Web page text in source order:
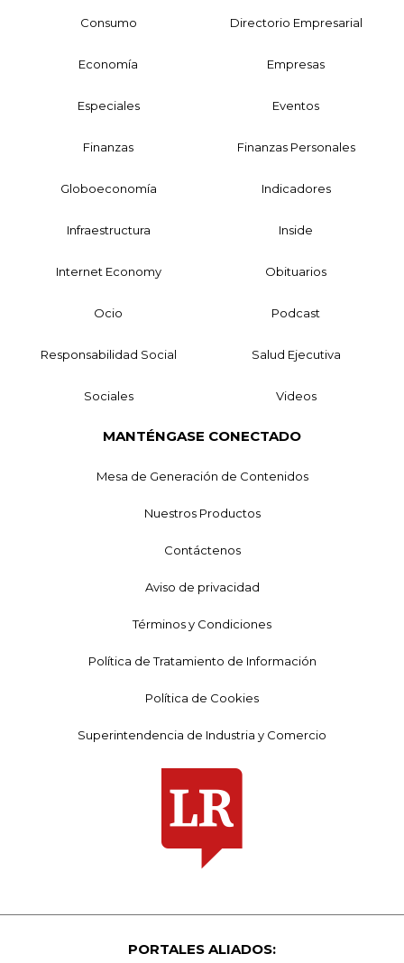
Consumo Directorio Empresarial
Economía Empresas
Especiales Eventos
Finanzas Finanzas Personales
Globoeconomía Indicadores
Infraestructura Inside
Internet Economy Obituarios
Ocio Podcast
Responsabilidad Social Salud Ejecutiva
Sociales Videos
MANTÉNGASE CONECTADO
Mesa de Generación de Contenidos
Nuestros Productos
Contáctenos
Aviso de privacidad
Términos y Condiciones
Política de Tratamiento de Información
Política de Cookies
Superintendencia de Industria y Comercio
PORTALES ALIADOS: